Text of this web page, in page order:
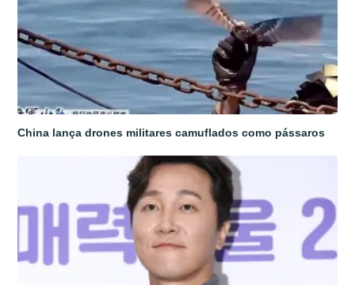
China lança drones militares camuflados como pássaros